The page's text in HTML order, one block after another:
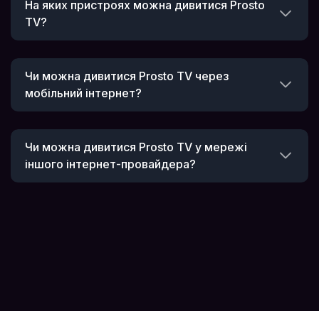
На яких пристроях можна дивитися Prosto
TV?
Чи можна дивитися Prosto TV через
мобільний інтернет?
Чи можна дивитися Prosto TV у мережі
іншого інтернет-провайдера?